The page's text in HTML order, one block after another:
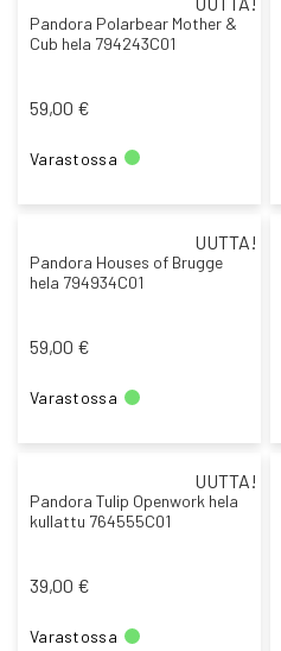
Pandora Polarbear Mother &
Cub hela 794243C01
59,00 €
Varastossa
UUTTA!
Pandora Houses of Brugge
hela 794934C01
59,00 €
Varastossa
UUTTA!
Pandora Tulip Openwork hela
kullattu 764555C01
39,00 €
Varastossa